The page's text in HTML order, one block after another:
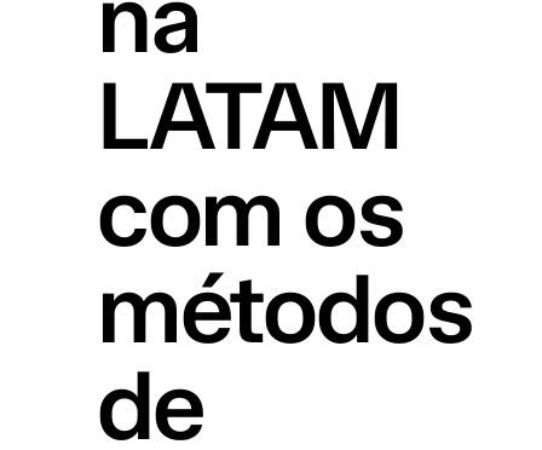
LATAM
com os
métodos
de